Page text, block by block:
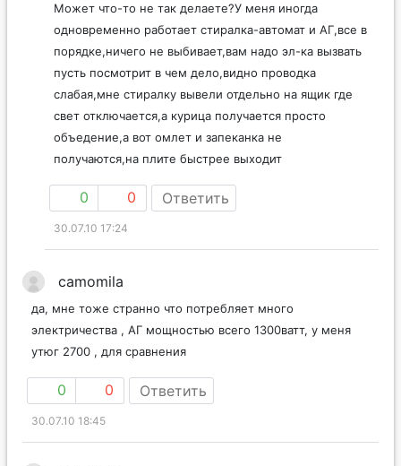
Может что-то не так делаете?У меня иногда
одновременно работает стиралка-автомат и АГ,все в
порядке,ничего не выбивает,вам надо эл-ка вызвать
пусть посмотрит в чем дело,видно проводка
слабая,мне стиралку вывели отдельно на ящик где
свет отключается,а курица получается просто
объедение,а вот омлет и запеканка не
получаются,на плите быстрее выходит
0 0 Ответить
30.07.10 17:24
camomila
да, мне тоже странно что потребляет много
электричества , АГ мощностью всего 1300ватт, у меня
утюг 2700 , для сравнения
0 0 Ответить
30.07.10 18:45